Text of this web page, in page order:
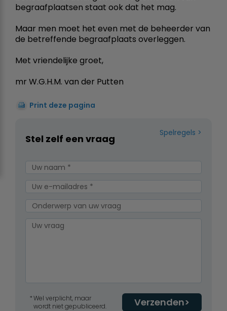
begraafplaatsen staat ook dat het mag.
Maar men moet het even met de beheerder van
de betreffende begraafplaats overleggen.
Met vriendelijke groet,
mr W.G.H.M. van der Putten
Print deze pagina
Spelregels
Stel zelf een vraag
Verzenden
Wel verplicht, maar
wordt niet gepubliceerd.